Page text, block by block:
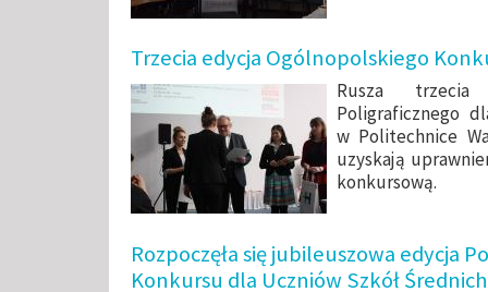
Trzecia edycja Ogólnopolskiego
Rusza trzecia
Poligraficznego
w Politechnice
uzyskają
konkursową.
Rozpoczęła się jubileuszowa edycja
Konkursu dla Uczniów Szkół